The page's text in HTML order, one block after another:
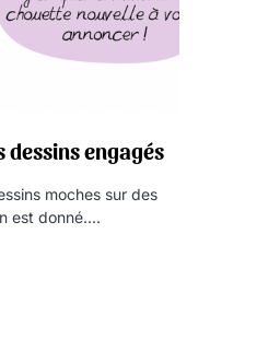
dessins engagés
moches sur des
est donné.…